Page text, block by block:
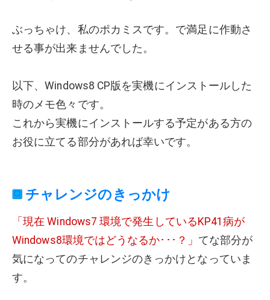
ぶっちゃけ、私のポカミスです。で満足に作動さ
せる事が出来ませんでした。
以下、Windows8 CP版を実機にインストールした
時のメモ色々です。
これから実機にインストールする予定がある方の
お役に立てる部分があれば幸いです。
チャレンジのきっかけ
「現在 Windows7 環境で発生しているKP41病が
Windows8環境ではどうなるか･･･？」 てな部分が
気になってのチャレンジのきっかけとなっていま
す。